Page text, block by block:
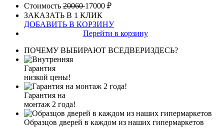
Стоимость 2006017000 ₽
ЗАКАЗАТЬ В 1 КЛИК
ДОБАВИТЬ В КОРЗИНУ
Перейти в корзину
ПОЧЕМУ ВЫБИРАЮТ ВСЕДВЕРИЗДЕСЬ?
Гарантия
низкой цены!
Гарантия на
монтаж 2 года!
Образцов дверей в каждом из наших гипермаркетов